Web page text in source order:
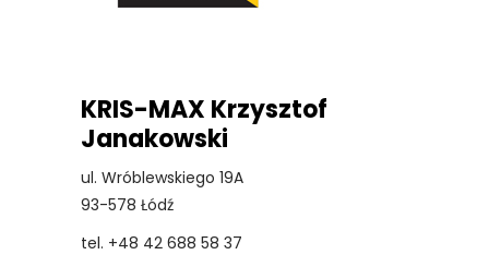
KRIS-MAX Krzysztof
Janakowski
ul. Wróblewskiego 19A
93-578 Łódź
tel. +48 42 688 58 37